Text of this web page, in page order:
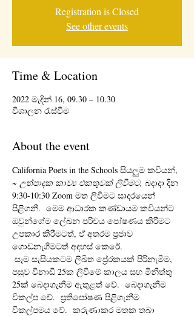
Registration is Closed
See other events
Time & Location
2022 මැදින් 16, 09.30 – 10.30
විශාලන රැස්වීම
About the event
California Poets in the Schools සියලුම කවියන්,
~ උත්පාදක කාව්‍ය එකතුවක් ලිවීමට, බදාදා දින
9:30-10:30 Zoom මත ලිවීමට සාදරයෙන්
පිළිගනී.  මෙම ආධාරක කණ්ඩායම කවියන්ට
ඔවුන්ගේම ලේඛන පරිචය පෝෂණය කිරීමට
උපකාර කිරීමටත්, ඒ අතරම ප්‍රජාව
ගොඩනැගීමටත් අදහස් කෙරේ.
පසුව විනාඩි 25ක ලිවීමේ කාලය සහ මිනිත්තු
25ක් බෙදාගැනීම ඇතුළත් වේ.  බෙදාගැනීම
විකල්ප වේ.  ප්‍රතිපෝෂණ පිළිගැනීම
විකල්පමය වේ.  කරුණාකර මතක තබා